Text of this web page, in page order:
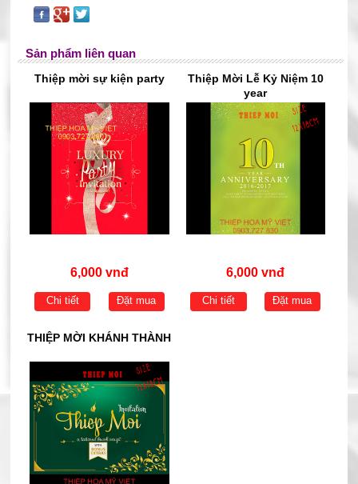
Sản phẩm liên quan
Thiệp mời sự kiện party
6,000 vnđ
Chi tiết Đặt mua
Thiệp Mời Lễ Kỷ Niệm 10
year
6,000 vnđ
Chi tiết Đặt mua
THIỆP MỜI KHÁNH THÀNH